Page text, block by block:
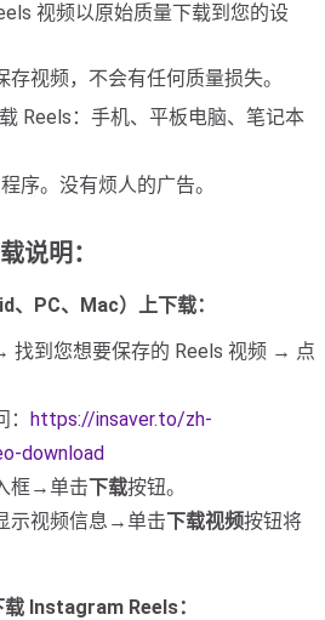
视频以原始质量下载到您的设
视频，不会有任何质量损失。
Reels：手机、平板电脑、笔记本
序。没有烦人的广告。
说明：
PC、Mac）上下载：
找到您想要保存的 Reels 视频 → 点
https://insaver.to/zh-
download
框→单击下载按钮。
示视频信息→单击下载视频按钮将
Instagram Reels：